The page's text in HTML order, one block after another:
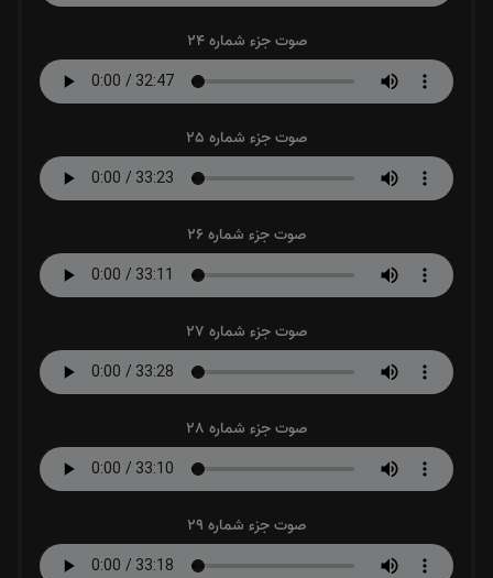
صوت جزء شماره 24
صوت جزء شماره 25
صوت جزء شماره 26
صوت جزء شماره 27
صوت جزء شماره 28
صوت جزء شماره 29